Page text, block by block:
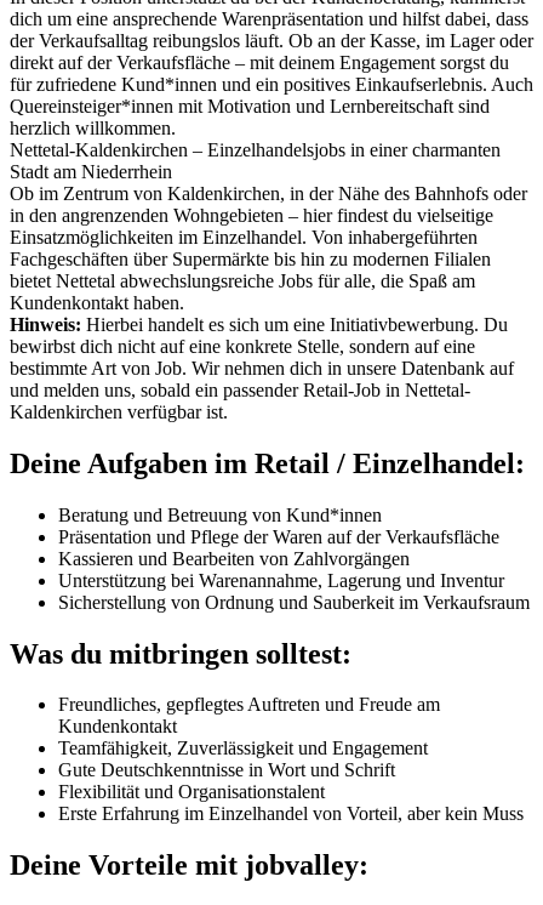
dich um eine ansprechende Warenpräsentation und hilfst dabei, dass
der Verkaufsalltag reibungslos läuft. Ob an der Kasse, im Lager oder
direkt auf der Verkaufsfläche – mit deinem Engagement sorgst du
für zufriedene Kund*innen und ein positives Einkaufserlebnis. Auch
Quereinsteiger*innen mit Motivation und Lernbereitschaft sind
herzlich willkommen.
Nettetal-Kaldenkirchen – Einzelhandelsjobs in einer charmanten
Stadt am Niederrhein
Ob im Zentrum von Kaldenkirchen, in der Nähe des Bahnhofs oder
in den angrenzenden Wohngebieten – hier findest du vielseitige
Einsatzmöglichkeiten im Einzelhandel. Von inhabergeführten
Fachgeschäften über Supermärkte bis hin zu modernen Filialen
bietet Nettetal abwechslungsreiche Jobs für alle, die Spaß am
Kundenkontakt haben.
Hinweis: Hierbei handelt es sich um eine Initiativbewerbung. Du
bewirbst dich nicht auf eine konkrete Stelle, sondern auf eine
bestimmte Art von Job. Wir nehmen dich in unsere Datenbank auf
und melden uns, sobald ein passender Retail-Job in Nettetal-
Kaldenkirchen verfügbar ist.
Deine Aufgaben im Retail / Einzelhandel:
Beratung und Betreuung von Kund*innen
Präsentation und Pflege der Waren auf der Verkaufsfläche
Kassieren und Bearbeiten von Zahlvorgängen
Unterstützung bei Warenannahme, Lagerung und Inventur
Sicherstellung von Ordnung und Sauberkeit im Verkaufsraum
Was du mitbringen solltest:
Freundliches, gepflegtes Auftreten und Freude am
Kundenkontakt
Teamfähigkeit, Zuverlässigkeit und Engagement
Gute Deutschkenntnisse in Wort und Schrift
Flexibilität und Organisationstalent
Erste Erfahrung im Einzelhandel von Vorteil, aber kein Muss
Deine Vorteile mit jobvalley: